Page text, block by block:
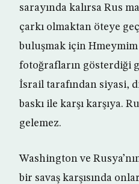
sarayında kalırsa Rus
çarkı olmaktan öteye
buluşmak için Hmeymim
fotoğrafların gösterdiği
İsrail tarafından siyasi,
baskı ile karşı karşıya.
gelemez.
Washington ve
bir savaş karşısında